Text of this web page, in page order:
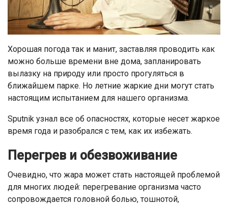
Хорошая погода так и манит, заставляя проводить как
можно больше времени вне дома, запланировать
вылазку на природу или просто прогуляться в
ближайшем парке. Но летние жаркие дни могут стать
настоящим испытанием для нашего организма.
Sputnik узнал все об опасностях, которые несет жаркое
время года и разобрался с тем, как их избежать.
Перегрев и обезвоживание
Очевидно, что жара может стать настоящей проблемой
для многих людей: перегревание организма часто
сопровождается головной болью, тошнотой,